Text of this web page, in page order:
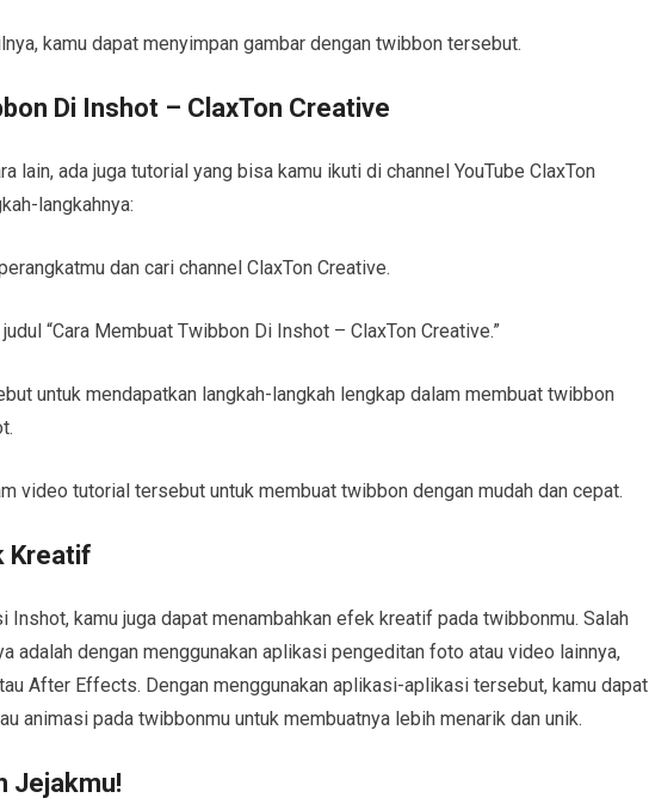
kamu dapat menyimpan gambar dengan twibbon tersebut.
Di Inshot – ClaxTon Creative
lain, ada juga tutorial yang bisa kamu ikuti di channel YouTube ClaxTon
langkahnya:
dan cari channel ClaxTon Creative.
“Cara Membuat Twibbon Di Inshot – ClaxTon Creative.”
untuk mendapatkan langkah-langkah lengkap dalam membuat twibbon
video tutorial tersebut untuk membuat twibbon dengan mudah dan cepat.
Kreatif
Inshot, kamu juga dapat menambahkan efek kreatif pada twibbonmu. Salah
adalah dengan menggunakan aplikasi pengeditan foto atau video lainnya,
After Effects. Dengan menggunakan aplikasi-aplikasi tersebut, kamu dapat
animasi pada twibbonmu untuk membuatnya lebih menarik dan unik.
Jejakmu!